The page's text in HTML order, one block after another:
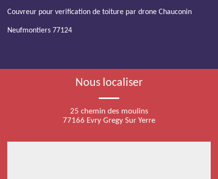
Couvreur pour verification de toiture par drone Chauconin
Neufmontiers 77124
Nous localiser
25 chemin des moulins
77166 Evry Gregy Sur Yerre